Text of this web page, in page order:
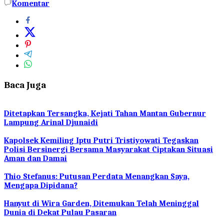
Komentar
Baca Juga
Ditetapkan Tersangka, Kejati Tahan Mantan Gubernur
Lampung Arinal Djunaidi
Kapolsek Kemiling Iptu Putri Tristiyowati Tegaskan
Polisi Bersinergi Bersama Masyarakat Ciptakan Situasi
Aman dan Damai
Thio Stefanus: Putusan Perdata Menangkan Saya,
Mengapa Dipidana?
Hanyut di Wira Garden, Ditemukan Telah Meninggal
Dunia di Dekat Pulau Pasaran